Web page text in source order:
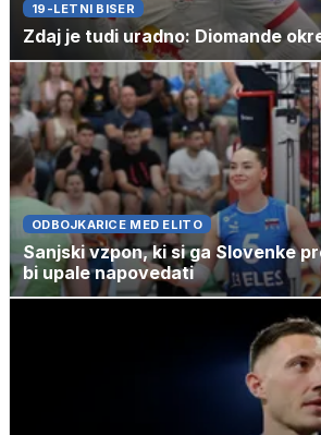
19-LETNI BISER
Zdaj je tudi uradno: Diomande
ODBOJKARICE MED ELITO
Sanjski vzpon, ki si ga Slovenke
bi upale napovedati